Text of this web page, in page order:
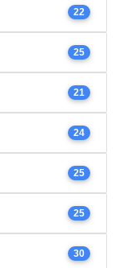
22
25
21
24
25
25
30